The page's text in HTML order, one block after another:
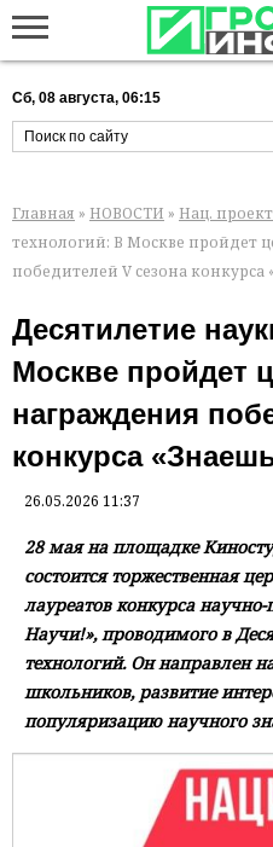
Сб, 08 августа, 06:15
Главная » НОВОСТИ » Нац.
технологий: В Москве пройдет
победителей V сезона конкурса
Десятилетие
Москве пройдет
награждения
конкурса
26.05.2026 11:37
28 мая на площадке
состоится торжественная
лауреатов конкурса
Научи!», проводимого в
технологий. Он направлен
школьников, развитие
популяризацию научного